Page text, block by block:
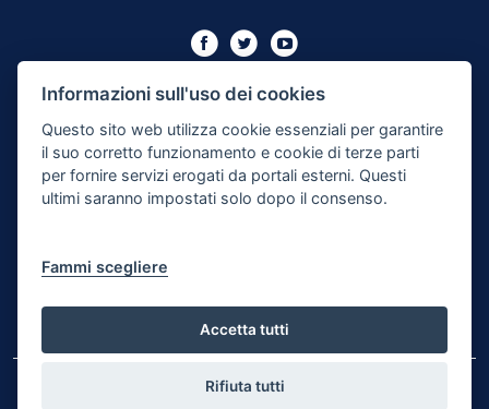
XIII
Dichiarazione di Accessibilità
Note Legali
© Regione Puglia
Informazioni sull'uso dei cookies
Questo sito web utilizza cookie essenziali per garantire
il suo corretto funzionamento e cookie di terze parti
per fornire servizi erogati da portali esterni. Questi
ultimi saranno impostati solo dopo il consenso.
Fammi scegliere
Accetta tutti
Rifiuta tutti